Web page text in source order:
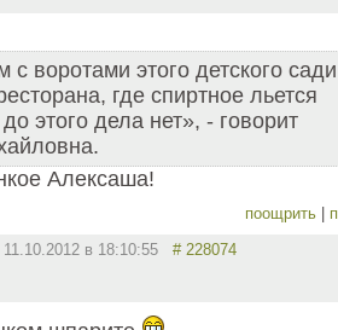
воротами этого детского
где спиртное льется
этого дела нет», - говорит
Алексаша!
поощрить
11.10.2012 в 18:10:55 # 228074